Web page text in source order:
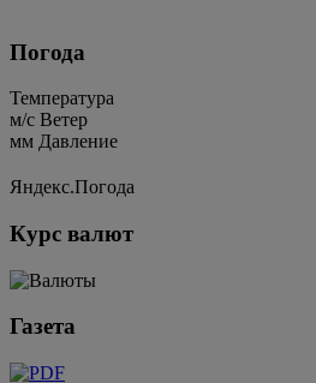
Погода
Температура
м/c Ветер
мм Давление
Яндекс.Погода
Курс валют
Газета